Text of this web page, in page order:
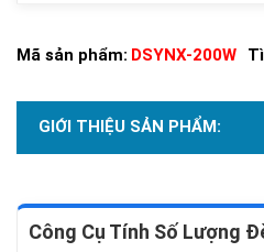
Mã sản phẩm: DSYNX-200W
GIỚI THIỆU SẢN PHẨM:
Công Cụ Tính Số Lượng